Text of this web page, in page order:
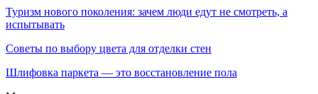
Туризм нового поколения: зачем люди едут не смотреть, а
испытывать
Советы по выбору цвета для отделки стен
Шлифовка паркета — это восстановление пола